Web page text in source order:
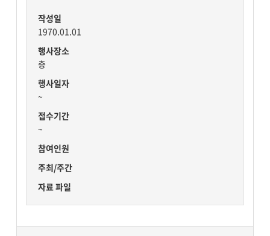
작성일
1970.01.01
행사장소
층
행사일자
~
접수기간
~
참여인원
주최/주간
자료 파일